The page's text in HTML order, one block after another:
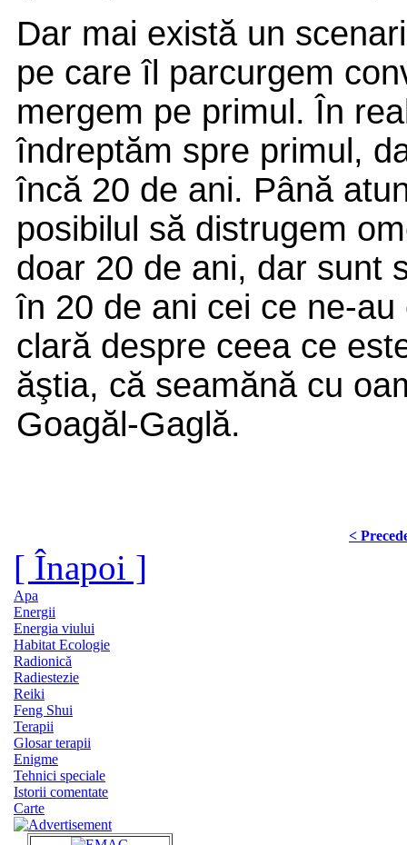
Dar mai există un
pe care îl parcurgem
mergem pe primul. În
îndreptăm spre primul,
încă 20 de ani. Până
posibilul să distrugem
doar 20 de ani, dar sunt
în 20 de ani cei ce ne-
clară despre ceea ce
ăştia, că seamănă cu
Goagăl-Gaglă.
<
[ Înapoi ]
Apa
Energii
Energia viului
Habitat Ecologie
Radionică
Radiestezie
Reiki
Feng Shui
Terapii
Glosar terapii
Enigme
Tehnici speciale
Istorii comentate
Carte